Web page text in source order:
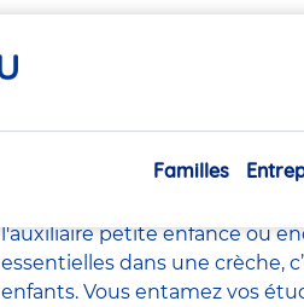
Familles
nombreux métiers
l'auxiliaire petite enfanceou
essentielles dans une crèche,
enfants. Vous entamez vos